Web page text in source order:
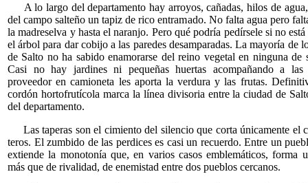
A lo largo del departamento hay arroyos, cañadas, hilos de
del campo salteño un tapiz de rico entramado. No falta agua pero
la madreselva y hasta el naranjo. Pero qué podría pedírsele si no
el árbol para dar cobijo a las paredes desamparadas. La mayoría de
de Salto no ha sabido enamorarse del reino vegetal en ninguna de
Casi no hay jardines ni pequeñas huertas acompañando a las
proveedor en camioneta les aporta la verdura y las frutas.
cordón hortofrutícola marca la línea divisoria entre la ciudad de
del departamento.
Las taperas son el cimiento del silencio que corta únicamente el
teros. El zumbido de las perdices es casi un recuerdo. Entre un
extiende la monotonía que, en varios casos emblemáticos, forma
más que de rivalidad, de enemistad entre dos pueblos cercanos.